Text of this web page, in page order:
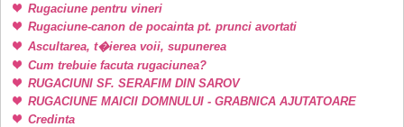
Rugaciune pentru vineri
Rugaciune-canon de pocainta pt. prunci avortati
Ascultarea, t�ierea voii, supunerea
Cum trebuie facuta rugaciunea?
RUGACIUNI SF. SERAFIM DIN SAROV
RUGACIUNE MAICII DOMNULUI - GRABNICA AJUTATOARE
Credinta